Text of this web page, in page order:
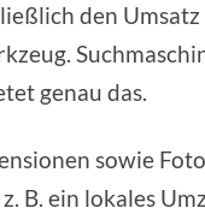
den
genau das.
sowie
B. ein lokales